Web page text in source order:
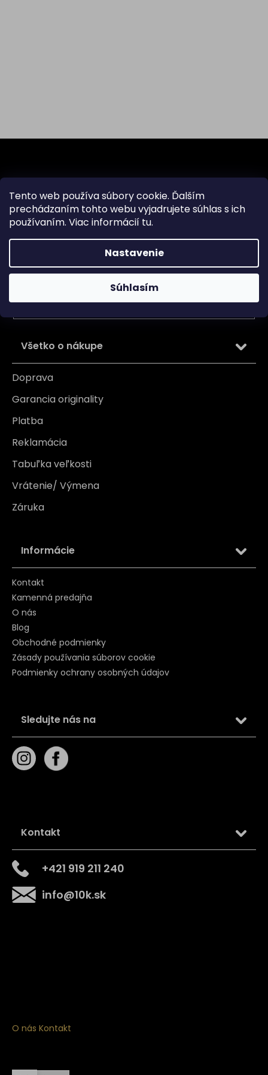
Tento web používa súbory cookie. Ďalším
prechádzaním tohto webu vyjadrujete súhlas s ich
používaním. Viac informácií tu.
Nastavenie
Súhlasím
ä Odoberať newsletter
Vložte svoj e-mail a my Vám budeme zasielať informácie
Vložením e-mailu súhlasíte spodmienkami ochrany
PRIHLÁSIŤ SA
Všetko o nákupe
Doprava
Garancia originality
Platba
Reklamácia
Tabuľka veľkosti
Vrátenie/ Výmena
Záruka
Informácie
Kontakt
Kamenná predajňa
O nás
Blog
Obchodné podmienky
Zásady používania súborov cookie
Podmienky ochrany osobných údajov
Sledujte nás na
Kontakt
info@10k.sk
+421 919 211 240
O nás Kontakt